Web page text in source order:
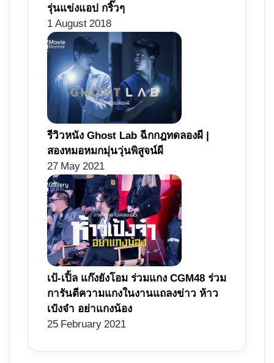
รุ่นแข่งแอป กริ๊วๆ
1 August 2018
รีวิวหนัง Ghost Lab ฉีกกฎทดลองผี |
สองหมอหมกมุ่นวุ่นพิสูจน์ผี
27 May 2021
เป้-เปิ้ล แก๊งยังโอม ร่วมแกง CGM48 ร่วม
การันตีความแกงในงานแถลงข่าว ห้าว
เป๋งจ๋า อย่าแกงน้อง
25 February 2021